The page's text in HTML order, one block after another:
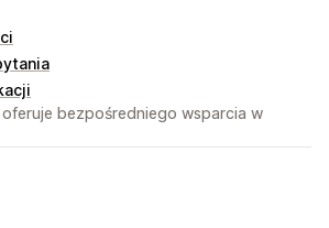
bezpośredniego wsparcia w